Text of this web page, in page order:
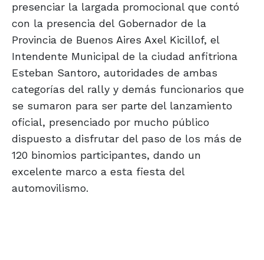
presenciar la largada promocional que contó
con la presencia del Gobernador de la
Provincia de Buenos Aires Axel Kicillof, el
Intendente Municipal de la ciudad anfitriona
Esteban Santoro, autoridades de ambas
categorías del rally y demás funcionarios que
se sumaron para ser parte del lanzamiento
oficial, presenciado por mucho público
dispuesto a disfrutar del paso de los más de
120 binomios participantes, dando un
excelente marco a esta fiesta del
automovilismo.